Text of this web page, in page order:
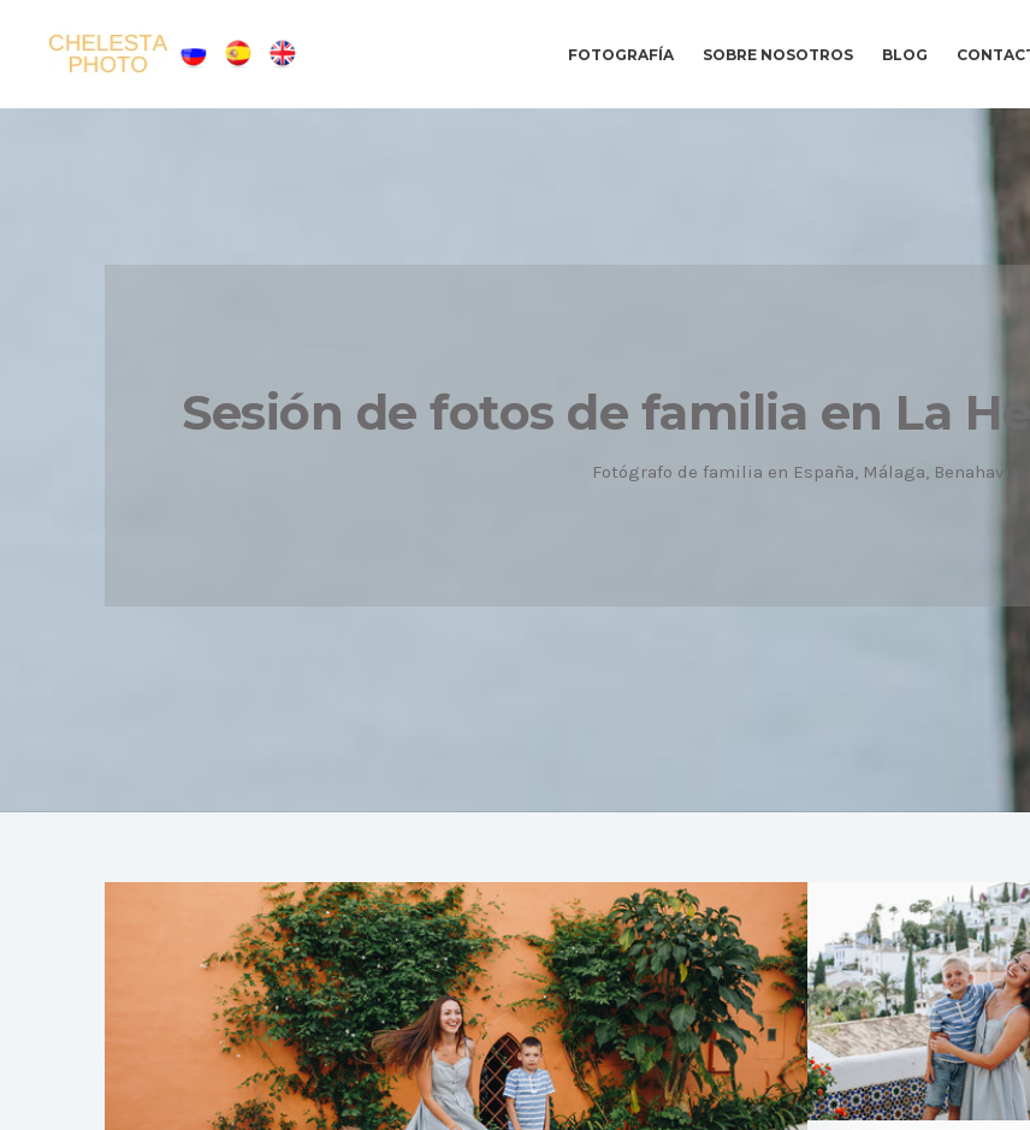
FOTOGRAFÍA SOBRE NOSOTROS BLOG
Sesión de fotos de familia en La
Fotógrafo de familia en España, Málaga, Benahavís